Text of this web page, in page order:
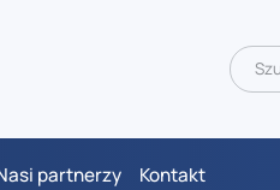
partnerzy Kontakt